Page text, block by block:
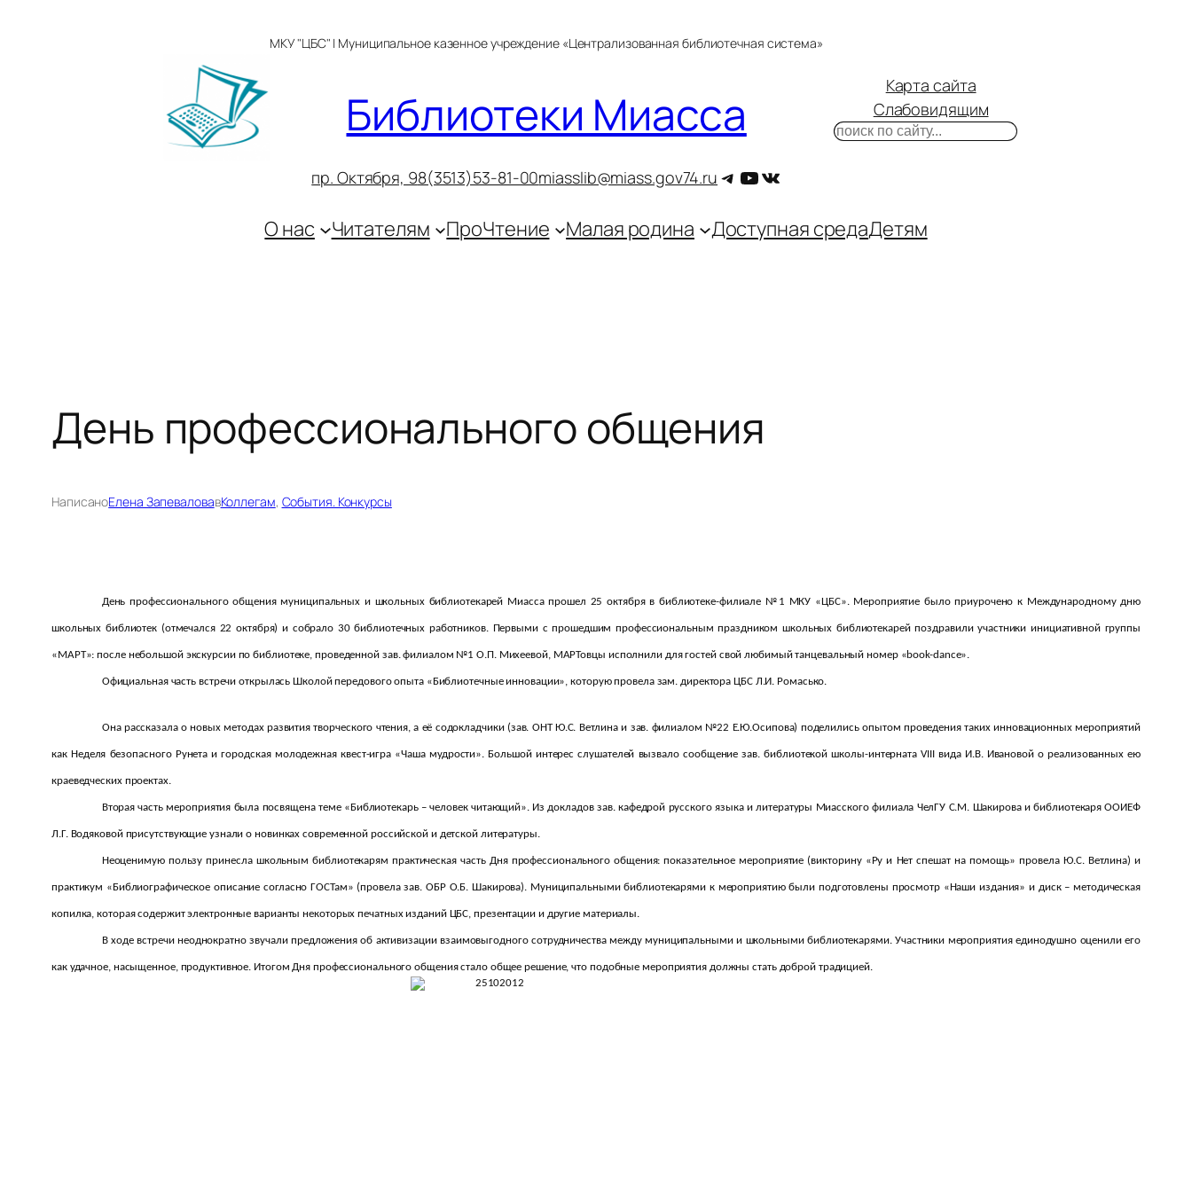
МКУ "ЦБС" | Муниципальное казенное учреждение «Централизованная библиотечная система»
Библиотеки Миасса
пр. Октября, 98(3513)53-81-00miasslib@miass.gov74.ru Telegram
YouTube
ВКонтакте
Карта сайта
Слабовидящим
Поиск
О нас Читателям ПроЧтение Малая родина Доступная средаДетям
День профессионального общения
НаписаноЕлена ЗапеваловавКоллегам, События. Конкурсы
День профессионального общения муниципальных и школьных библиотекарей Миасса прошел 25 октября в библиотеке-филиале №1 МКУ «ЦБС». Мероприятие было приурочено к Международному дню
школьных библиотек (отмечался 22 октября) и собрало 30 библиотечных работников. Первыми с прошедшим профессиональным праздником школьных библиотекарей поздравили участники инициативной группы
«МАРТ»: после небольшой экскурсии по библиотеке, проведенной зав. филиалом №1 О.П. Михеевой, МАРТовцы исполнили для гостей свой любимый танцевальный номер «book-dance».
Официальная часть встречи открылась Школой передового опыта «Библиотечные инновации», которую провела зам. директора ЦБС Л.И. Ромасько.
Она рассказала о новых методах развития творческого чтения, а её содокладчики (зав. ОНТ Ю.С. Ветлина и зав. филиалом №22 Е.Ю.Осипова) поделились опытом проведения таких инновационных мероприятий
как Неделя безопасного Рунета и городская молодежная квест-игра «Чаша мудрости». Большой интерес слушателей вызвало сообщение зав. библиотекой школы-интерната VIII вида И.В. Ивановой о реализованных ею
краеведческих проектах.
Вторая часть мероприятия была посвящена теме «Библиотекарь – человек читающий». Из докладов зав. кафедрой русского языка и литературы Миасского филиала ЧелГУ С.М. Шакирова и библиотекаря ООИЕФ
Л.Г. Водяковой присутствующие узнали о новинках современной российской и детской литературы.
Неоценимую пользу принесла школьным библиотекарям практическая часть Дня профессионального общения: показательное мероприятие (викторину «Ру и Нет спешат на помощь» провела Ю.С. Ветлина) и
практикум «Библиографическое описание согласно ГОСТам» (провела зав. ОБР О.Б. Шакирова). Муниципальными библиотекарями к мероприятию были подготовлены просмотр «Наши издания» и диск – методическая
копилка, которая содержит электронные варианты некоторых печатных изданий ЦБС, презентации и другие материалы.
В ходе встречи неоднократно звучали предложения об активизации взаимовыгодного сотрудничества между муниципальными и школьными библиотекарями. Участники мероприятия единодушно оценили его
как удачное, насыщенное, продуктивное. Итогом Дня профессионального общения стало общее решение, что подобные мероприятия должны стать доброй традицией.